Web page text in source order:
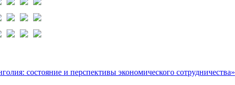
состояние и перспективы экономического сотрудничества»